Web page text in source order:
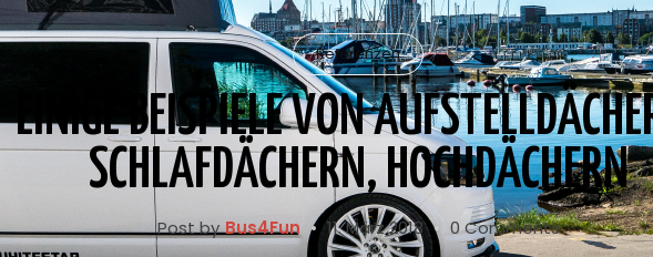
Referenzen
EINIGE BEISPIELE VON
SCHLAFDÄCHERN, HOCHDÄCHERN
Post by Bus4Fun 11. März 2018 0 Comments